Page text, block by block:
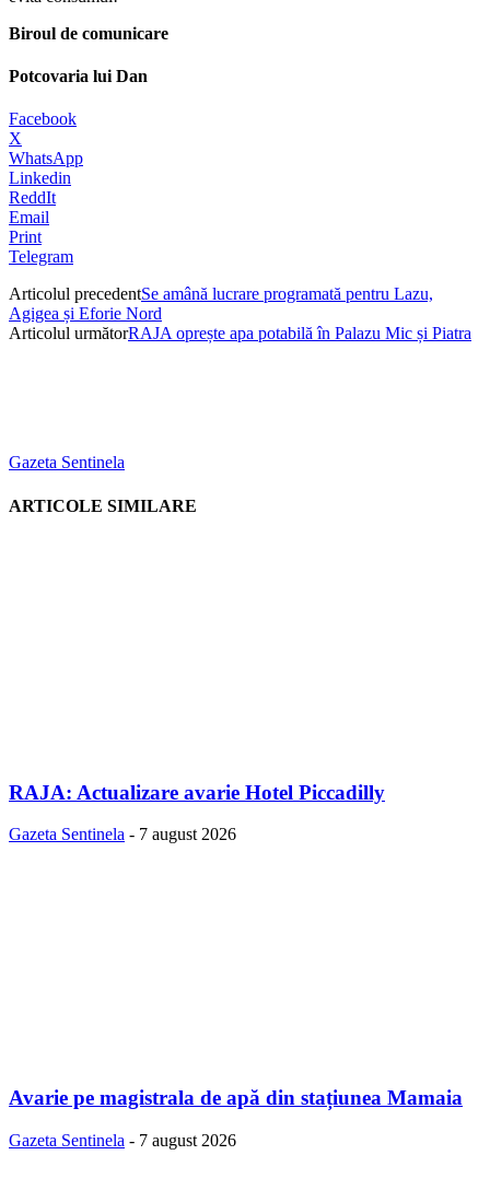
Biroul de comunicare
Potcovaria lui Dan
Facebook
X
WhatsApp
Linkedin
ReddIt
Email
Print
Telegram
Articolul precedentSe amână lucrare programată pentru Lazu,
Agigea și Eforie Nord
Articolul următorRAJA oprește apa potabilă în Palazu Mic și Piatra
Gazeta Sentinela
ARTICOLE SIMILARE
RAJA: Actualizare avarie Hotel Piccadilly
Gazeta Sentinela - 7 august 2026
Avarie pe magistrala de apă din stațiunea Mamaia
Gazeta Sentinela - 7 august 2026